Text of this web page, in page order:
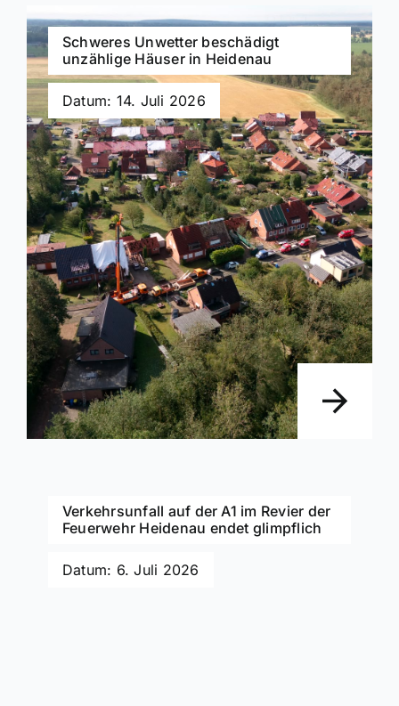
Schweres Unwetter beschädigt
unzählige Häuser in Heidenau
Datum: 14. Juli 2026
Verkehrsunfall auf der A1 im Revier der
Feuerwehr Heidenau endet glimpflich
Datum: 6. Juli 2026